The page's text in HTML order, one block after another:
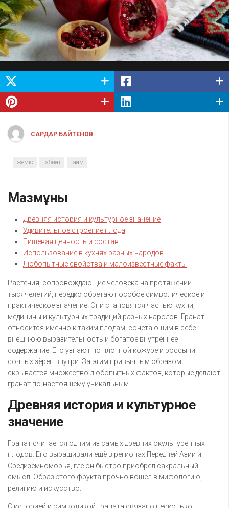
САРДАР БАЙТЕНОВ
жеміс табиғат тағам
Мазмұны
Древняя история и культурное значение
Удивительное строение плода
Пищевая ценность и состав
Использование в кухнях разных народов
Любопытные свойства и малоизвестные факты
Растения, сопровождающие человека на протяжении
тысячелетий, нередко обретают особое символическое и
практическое значение. Они становятся частью кухни,
медицины и культурных традиций разных народов. Гранат
относится именно к таким плодам, сочетающим в себе
внешнюю выразительность и богатое внутреннее
содержание. Его узнают по плотной кожуре и россыпи
сочных зёрен внутри. За этим привычным образом
скрывается множество любопытных фактов, которые делают
гранат по-настоящему уникальным.
Древняя история и культурное
значение
Гранат считается одним из самых древних окультуренных
плодов. Его выращивали ещё в регионах Передней Азии и
Средиземноморья, где он быстро приобрёл сакральный
смысл. Образ этого фрукта прочно вошёл в мифологию,
религию и искусство.